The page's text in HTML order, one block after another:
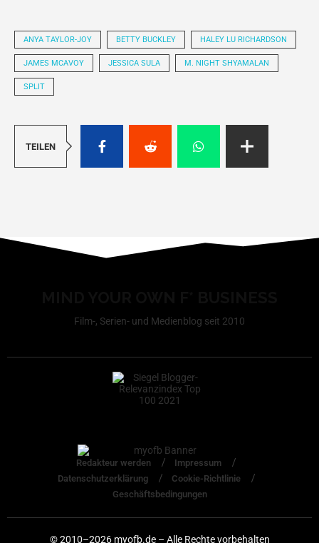
ANYA TAYLOR-JOY BETTY BUCKLEY HALEY LU RICHARDSON
JAMES MCAVOY JESSICA SULA M. NIGHT SHYAMALAN
SPLIT
TEILEN
Film-, Serien- und Medienblog seit 2010
Redakteur werden
Impressum
Datenschutzerklärung
Cookie-Richtlinie
Geschäftsbedingungen
© 2010–2026 myofb.de – Alle Rechte vorbehalten